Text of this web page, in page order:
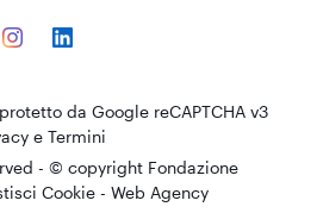
da Google reCAPTCHA v3
e Termini
- © copyright Fondazione
Cookie - Web Agency